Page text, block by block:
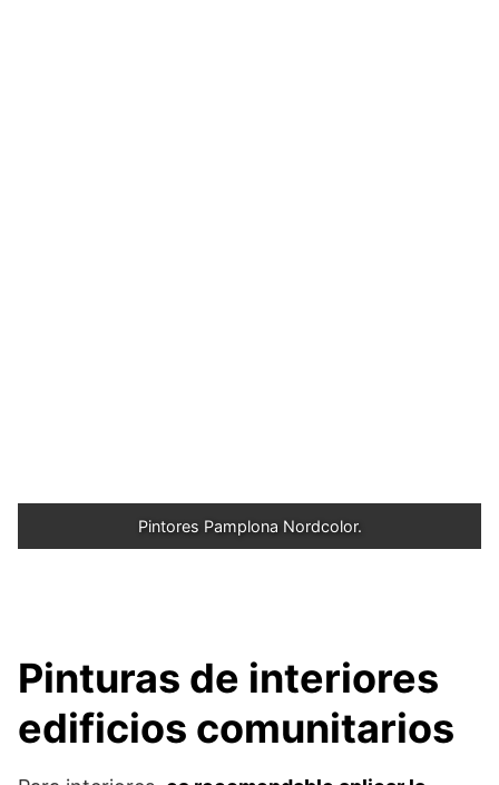
Pintores Pamplona Nordcolor.
Pinturas de interiores
edificios comunitarios